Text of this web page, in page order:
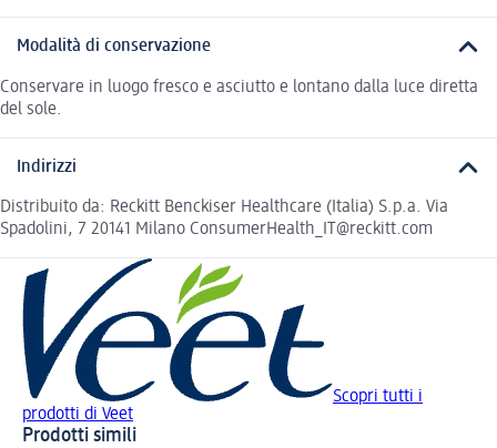
Modalità di conservazione
Conservare in luogo fresco e asciutto e lontano dalla luce diretta
del sole.
Indirizzi
Distribuito da: Reckitt Benckiser Healthcare (Italia) S.p.a. Via
Spadolini, 7 20141 Milano ConsumerHealth_IT@reckitt.com
Scopri tutti i
prodotti di Veet
Prodotti simili